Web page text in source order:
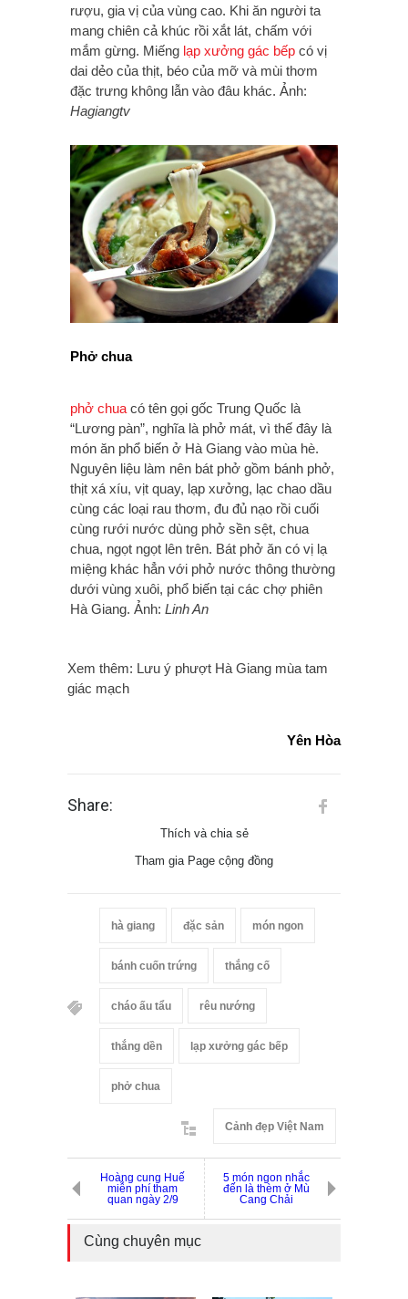
rượu, gia vị của vùng cao. Khi ăn người ta
mang chiên cả khúc rồi xắt lát, chấm với
mắm gừng. Miếng lạp xưởng gác bếp có vị
dai dẻo của thịt, béo của mỡ và mùi thơm
đặc trưng không lẫn vào đâu khác. Ảnh:
Hagiangtv
Phở chua
phở chua có tên gọi gốc Trung Quốc là
“Lương pàn”, nghĩa là phở mát, vì thế đây là
món ăn phổ biến ở Hà Giang vào mùa hè.
Nguyên liệu làm nên bát phở gồm bánh phở,
thịt xá xíu, vịt quay, lạp xưởng, lạc chao dầu
cùng các loại rau thơm, đu đủ nạo rồi cuối
cùng rưới nước dùng phở sền sệt, chua
chua, ngọt ngọt lên trên. Bát phở ăn có vị lạ
miệng khác hẳn với phở nước thông thường
dưới vùng xuôi, phổ biến tại các chợ phiên
Hà Giang. Ảnh: Linh An
Xem thêm: Lưu ý phượt Hà Giang mùa tam
giác mạch
Yên Hòa
Share:
Thích và chia sẻ
Tham gia Page cộng đồng
hà giang đặc sản món ngon
bánh cuốn trứng thắng cố
cháo ấu tẩu rêu nướng
thắng dền lạp xưởng gác bếp
phở chua
Cảnh đẹp Việt Nam
Hoàng cung Huế
miễn phí tham
quan ngày 2/9
5 món ngon nhắc
đến là thèm ở Mù
Cang Chải
Cùng chuyên mục